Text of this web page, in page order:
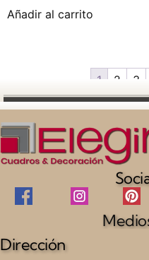
Añadir al carrito
1 2 3
Dirección